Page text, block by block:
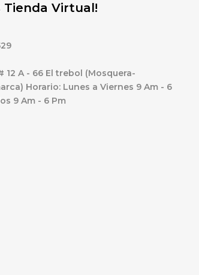
Tienda Virtual!
12 A - 66 El trebol (Mosquera-
Horario: Lunes a Viernes 9 Am - 6
9 Am - 6 Pm